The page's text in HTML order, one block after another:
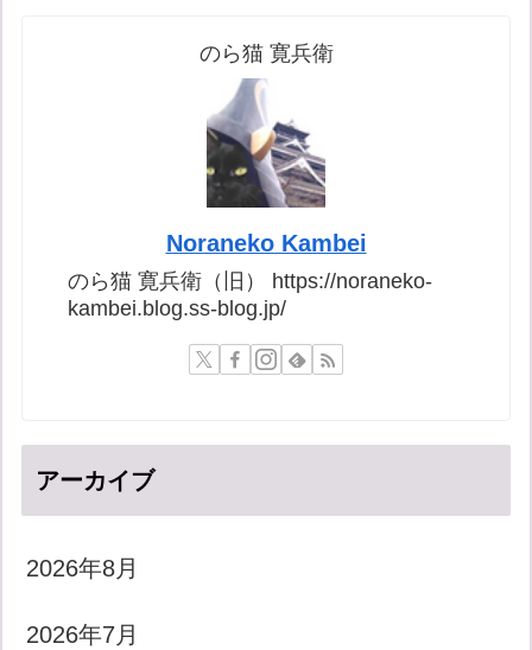
のら猫 寛兵衛
Noraneko Kambei
のら猫 寛兵衛（旧） https://noraneko-
kambei.blog.ss-blog.jp/
アーカイブ
2026年8月
2026年7月